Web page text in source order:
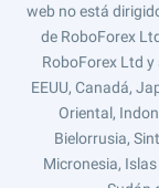
web no está
de RoboForex
RoboForex Ltd
EEUU, Canadá,
Oriental,
Bielorrusia,
Micronesia,